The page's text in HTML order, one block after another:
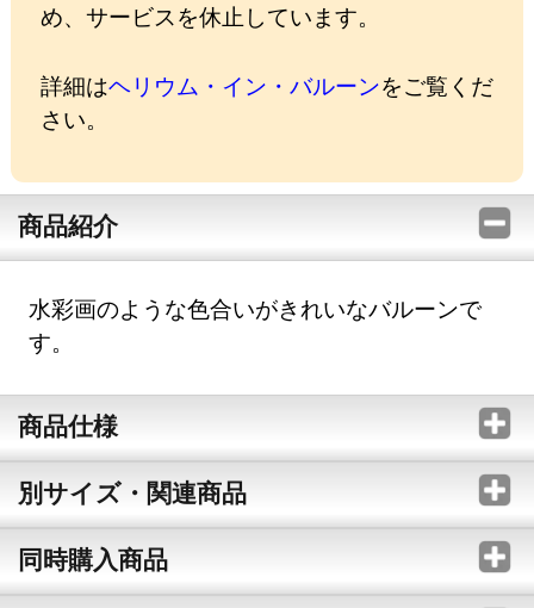
め、サービスを休止しています。
詳細はヘリウム・イン・バルーンをご覧くだ
さい。
商品紹介
水彩画のような色合いがきれいなバルーンで
す。
商品仕様
別サイズ・関連商品
同時購入商品